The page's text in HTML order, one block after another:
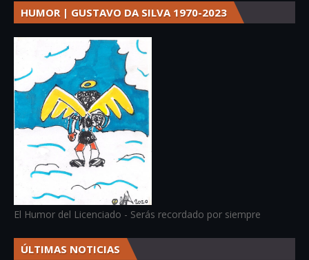
HUMOR | GUSTAVO DA SILVA 1970-2023
El Humor del Licenciado - Serás recordado por siempre
ÚLTIMAS NOTICIAS